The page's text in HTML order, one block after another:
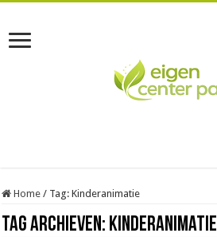
Home / Tag:Kinderanimatie
Tag Archieven: Kinderanimatie